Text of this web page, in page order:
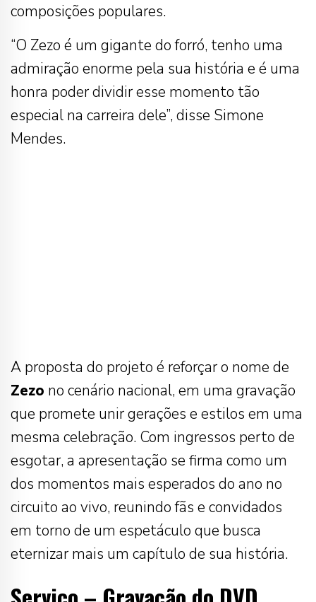
composições populares.
“O Zezo é um gigante do forró, tenho uma
admiração enorme pela sua história e é uma
honra poder dividir esse momento tão
especial na carreira dele”, disse Simone
Mendes.
A proposta do projeto é reforçar o nome de
Zezo no cenário nacional, em uma gravação
que promete unir gerações e estilos em uma
mesma celebração. Com ingressos perto de
esgotar, a apresentação se firma como um
dos momentos mais esperados do ano no
circuito ao vivo, reunindo fãs e convidados
em torno de um espetáculo que busca
eternizar mais um capítulo de sua história.